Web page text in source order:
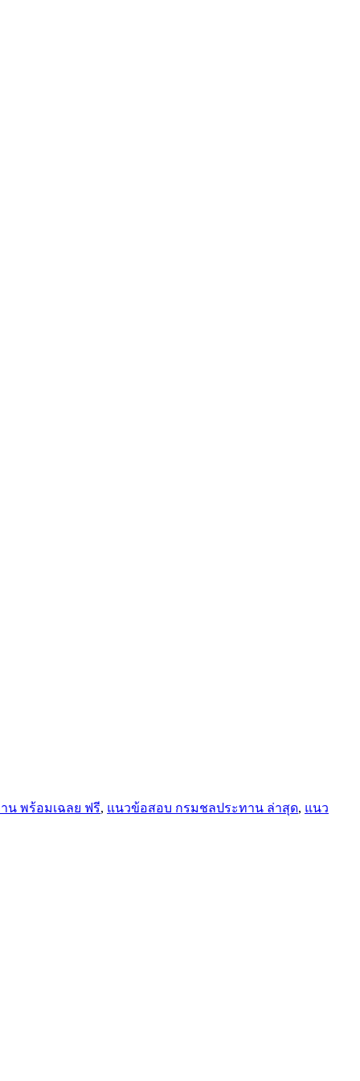
น พร้อมเฉลย ฟรี, แนวข้อสอบ กรมชลประทาน ล่าสุด, แนว